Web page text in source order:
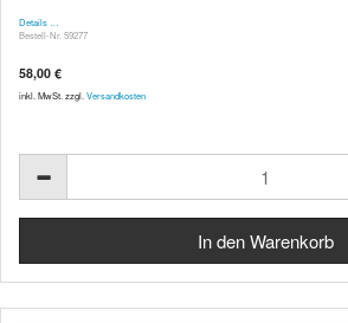
Details …
Bestell-Nr. 59277
58,00 €
inkl. MwSt. zzgl. Versandkosten